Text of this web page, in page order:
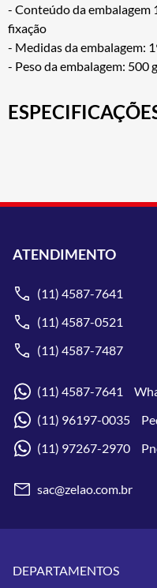
- Conteúdo da embalagem
fixação
- Medidas da embalagem:
- Peso da embalagem: 500 g
ATENDIMENTO
(11) 4587-7641
(11) 4587-0521
(11) 4587-7487
(11) 4587-7641
(11) 96197-0035
(11) 97267-2970
sac@zelao.com.br
DEPARTAMENTOS